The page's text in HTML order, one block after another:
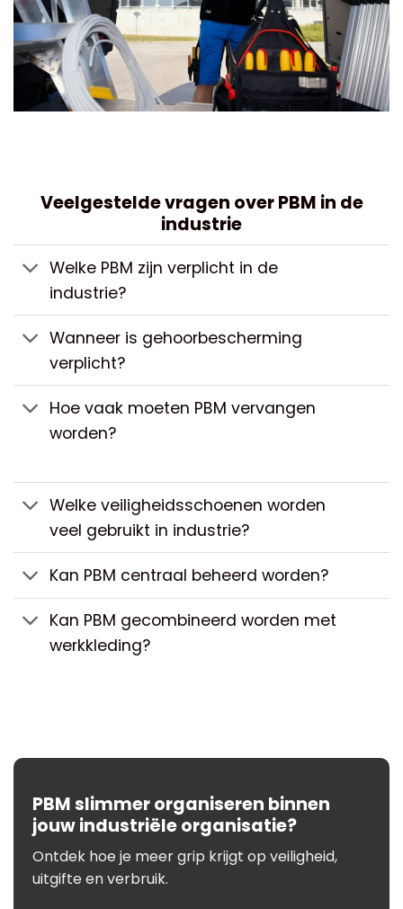
Veelgestelde vragen over PBM in de
industrie
Welke PBM zijn verplicht in de
industrie?
Wanneer is gehoorbescherming
verplicht?
Hoe vaak moeten PBM vervangen
worden?
Welke veiligheidsschoenen worden
veel gebruikt in industrie?
Kan PBM centraal beheerd worden?
Kan PBM gecombineerd worden met
werkkleding?
PBM slimmer organiseren binnen
jouw industriële organisatie?
Ontdek hoe je meer grip krijgt op veiligheid,
uitgifte en verbruik.